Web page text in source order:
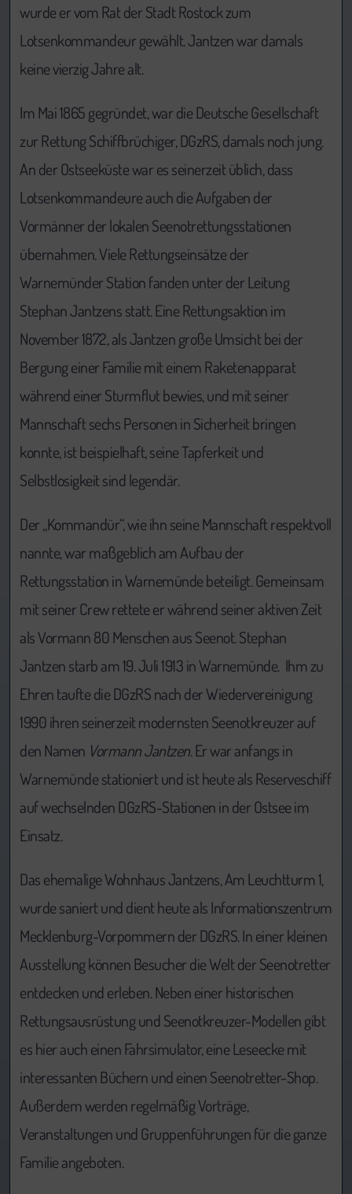
wurde er vom Rat der Stadt Rostock zum
Lotsenkommandeur gewählt. Jantzen war damals
keine vierzig Jahre alt.
Im Mai 1865 gegründet, war die Deutsche Gesellschaft
zur Rettung Schiffbrüchiger, DGzRS, damals noch jung.
An der Ostseeküste war es seinerzeit üblich, dass
Lotsenkommandeure auch die Aufgaben der
Vormänner der lokalen Seenotrettungsstationen
übernahmen. Viele Rettungseinsätze der
Warnemünder Station fanden unter der Leitung
Stephan Jantzens statt. Eine Rettungsaktion im
November 1872, als Jantzen große Umsicht bei der
Bergung einer Familie mit einem Raketenapparat
während einer Sturmflut bewies, und mit seiner
Mannschaft sechs Personen in Sicherheit bringen
konnte, ist beispielhaft, seine Tapferkeit und
Selbstlosigkeit sind legendär.
Der „Kommandür“, wie ihn seine Mannschaft respektvoll
nannte, war maßgeblich am Aufbau der
Rettungsstation in Warnemünde beteiligt. Gemeinsam
mit seiner Crew rettete er während seiner aktiven Zeit
als Vormann 80 Menschen aus Seenot. Stephan
Jantzen starb am 19. Juli 1913 in Warnemünde. Ihm zu
Ehren taufte die DGzRS nach der Wiedervereinigung
1990 ihren seinerzeit modernsten Seenotkreuzer auf
den Namen Vormann Jantzen. Er war anfangs in
Warnemünde stationiert und ist heute als Reserveschiff
auf wechselnden DGzRS-Stationen in der Ostsee im
Einsatz.
Das ehemalige Wohnhaus Jantzens, Am Leuchtturm 1,
wurde saniert und dient heute als Informationszentrum
Mecklenburg-Vorpommern der DGzRS. In einer kleinen
Ausstellung können Besucher die Welt der Seenotretter
entdecken und erleben. Neben einer historischen
Rettungsausrüstung und Seenotkreuzer-Modellen gibt
es hier auch einen Fahrsimulator, eine Leseecke mit
interessanten Büchern und einen Seenotretter-Shop.
Außerdem werden regelmäßig Vorträge,
Veranstaltungen und Gruppenführungen für die ganze
Familie angeboten.